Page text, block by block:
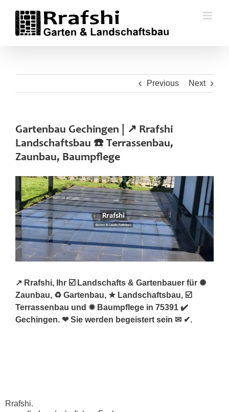
content
Previous Next
Gartenbau Gechingen | ↗️ Rrafshi
Landschaftsbau ☎️ Terrassenbau,
Zaunbau, Baumpflege
↗️ Rrafshi, Ihr ☑️ Landschafts & Gartenbauer für ✺
Zaunbau, ♻ Gartenbau, ★ Landschaftsbau, ☑️
Terrassenbau und ✹ Baumpflege in 75391 ✔️
Gechingen. ❤ Sie werden begeistert sein ✉ ✔.
Rrafshi.